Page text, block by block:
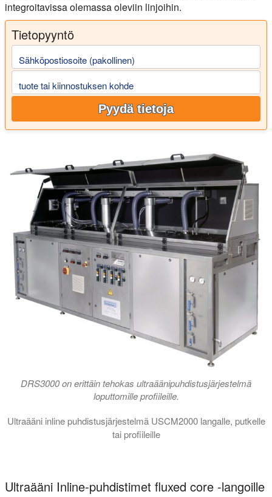
integroitavissa olemassa oleviin linjoihin.
Tietopyyntö
Sähköpostiosoite (pakollinen)
tuote tai kiinnostuksen kohde
Pyydä tietoja
DRS3000 on erittäin tehokas ultraäänipuhdistusjärjestelmä
loputtomille profiileille.
Ultraääni inline puhdistusjärjestelmä USCM2000 langalle, putkelle
tai profiileille
Ultraääni Inline-puhdistimet fluxed core -langoille